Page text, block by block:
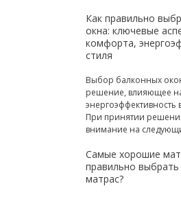
Как правильно
окна: ключевые
комфорта,
стиля
Выбор балконных
решение, влияющее
энергоэффективность
При принятии
внимание на
Самые хорошие
правильно
матрас?